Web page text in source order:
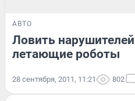
АВТО
Ловить
летающие роботы
28 сентября, 2011, 11:21 802